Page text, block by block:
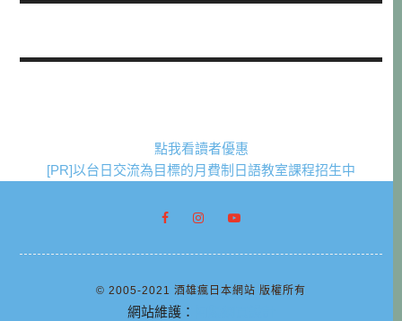
點我看讀者優惠
[PR]以台日交流為目標的月費制日語教室課程招生中
© 2005-2021 酒雄瘋日本網站 版權所有
網站維護：